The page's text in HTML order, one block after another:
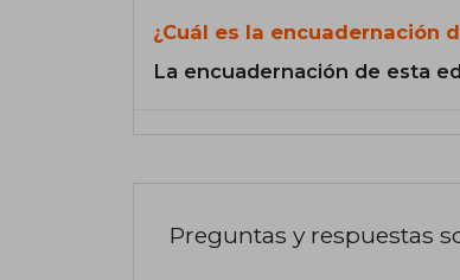
¿Cuál es la encuadernación
La encuadernación de esta
Preguntas y respuestas